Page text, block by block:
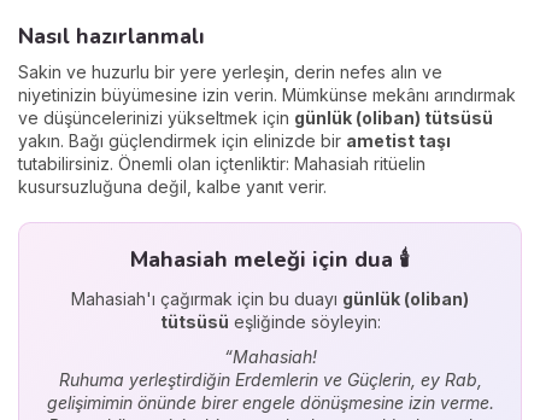
Nasıl hazırlanmalı
Sakin ve huzurlu bir yere yerleşin, derin nefes alın ve
niyetinizin büyümesine izin verin. Mümkünse mekânı arındırmak
ve düşüncelerinizi yükseltmek için günlük (oliban) tütsüsü
yakın. Bağı güçlendirmek için elinizde bir ametist taşı
tutabilirsiniz. Önemli olan içtenliktir: Mahasiah ritüelin
kusursuzluğuna değil, kalbe yanıt verir.
Mahasiah meleği için dua 🕯️
Mahasiah'ı çağırmak için bu duayı günlük (oliban)
tütsüsü eşliğinde söyleyin:
“Mahasiah!
Ruhuma yerleştirdiğin Erdemlerin ve Güçlerin, ey Rab,
gelişimimin önünde birer engele dönüşmesine izin verme.